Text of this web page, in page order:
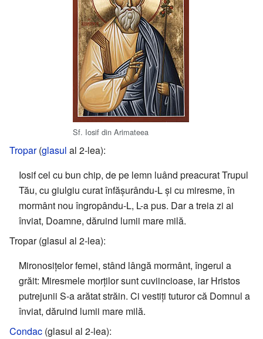
Sf. Iosif din Arimateea
Tropar(glasul al 2-lea):
Iosif cel cu bun chip, de pe lemn luând preacurat Trupul
Tău, cu giulgiu curat înfășurându-L și cu miresme, în
mormânt nou îngropându-L, L-a pus. Dar a treia zi ai
înviat, Doamne, dăruind lumii mare milă.
Tropar (glasul al 2-lea):
Mironosițelor femei, stând lângă mormânt, îngerul a
grăit: Miresmele morților sunt cuviincioase, iar Hristos
putrejunii S-a arătat străin. Ci vestiți tuturor că Domnul a
înviat, dăruind lumii mare milă.
Condac (glasul al 2-lea):